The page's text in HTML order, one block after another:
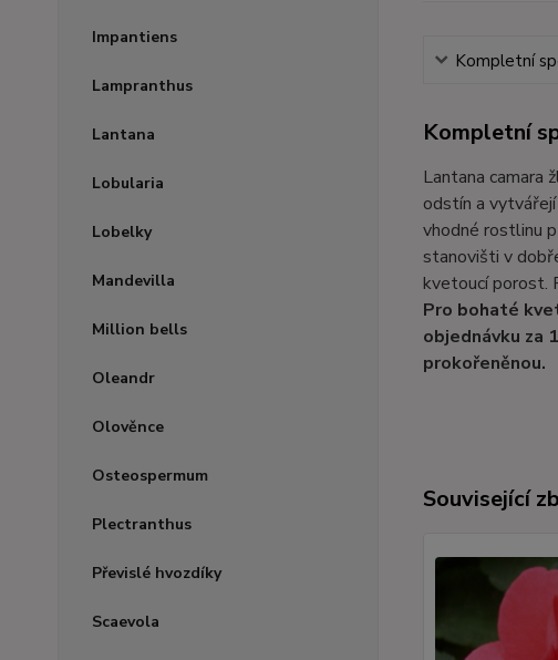
Impantiens
Lampranthus
Lantana
Lobularia
Lobelky
Mandevilla
Million bells
Oleandr
Olověnce
Osteospermum
Plectranthus
Převislé hvozdíky
Scaevola
Kompletní
Kompletní
Lantana camara
odstín a
vhodné rostlinu
stanovišti v
kvetoucí porost.
Pro bohaté
objednávku za
prokořeněnou.
Související